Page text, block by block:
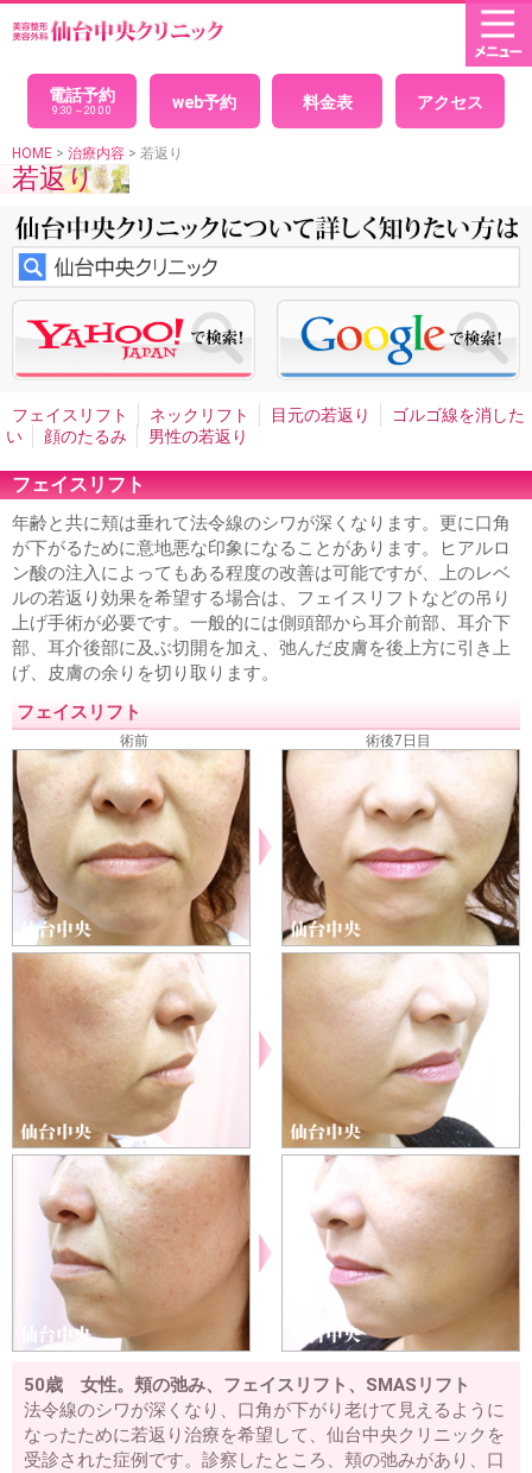
HOME
× 閉じる
パッチリ目デカ目二重
二重埋没法
腫れない二重 埋没法の経過
腫れないパッチ
リ目
印象を変えないで綺麗になりたい、クイック二重
自
然な二重
黒目整形
の戻らない二重
い
二重全切開法
二重左右差修正
平行二重 末広二重
セクシー二重ネコ目
整形
二重の幅を広げたい
まつ毛の生え際が見える二重
アイプチかぶれ
顔面の非対称・バランス
男性二重切開法
イケメン二重
目尻切開
切れ長の目 目の横幅を広げる 眼瞼下垂
切ら
ない眼瞼下垂
目つき矯正 眼瞼下垂による左右差
ハード
コンタクトによる眼瞼下垂
腫れない眼瞼下垂
重症眼瞼下
上まぶたのたるみとり
目の下のシワたるみ取りクマ消
膨らみ取り
切らないタルミ取り手術 離れ目
幼く見える
顔の整形
魅力的な目元整形 目と眉を近づける
くぼみ目
治療
プチ整形
目の下ヒアルロン酸注入
目の周りのシワ
涙袋形成、涙堂
形成
法令線ヒアルロン酸注入 口周りのシワ取り
口角ヒ
アルロン酸注入
上唇のシワ取りヒアルロン酸注入
エラ小
顔注射
小顔になりたい 鼻ヒアルロン酸注入
男性の隆鼻
ヒアルロン酸
顎ヒアルロン酸注入
ホホの窪みヒアルロン
酸注入
男性シワ取り 歯茎が見える
鼻、あご、唇
鼻の穴が大きい
鼻を小さくする
団子鼻を治したい
鼻が目立つ顔
あぐら鼻の整形 外人のような鼻
お勧め鼻整形
鼻中隔延長 人中短縮・鼻下短縮
整える整形
あごプロテーゼ、あご形成術 顎がない
顎の
ラインを出す
割れアゴ修正 アゴ梅干し あご削り
顎の
短縮・短くしたい
輪郭形成 顔が長い・面長
顎が出てい
る
下顎の突出 顎が大きい しゃくれ顔の修正
下顔面・
中顔面の短縮
エラ削り・エラ骨切り エラが大きい
エラ
を小さくしたい
顔が大きい 口元をハッキリさせたい
口
唇縮小
たらこ唇 ぽってり唇 アヒル口 ガミースマイル
若返り
フェイスリフト
ネックリフト 目元の若返り
ゴルゴ線を
消したい
顔のたるみ
脂肪吸引
顔、首の脂肪吸引
ホホ、アゴの脂肪吸引
顔のラインをシ
ャープに
顔痩せ・顔太り 二重顎を治したい
二の腕の脂
肪吸引
耳の美容整形
耳たぶが切れた
難易度の高い美容整形
カミングアウト整形
アイドル顔整形
フルカスタム整形
可愛くなりたい
綺麗になりたい
整形したのに変わらない
お任せ美容整形
整形シンデレラ 美人になりたい
薄毛治療
ハーグ療法 男性の薄毛治療 女性の薄毛治療
腋臭多汗症治療
再発しない腋臭多汗症
電話予約
9:30～20:00 web予約 料金表 アクセス
HOME > 治療内容 > 若返り
若返り
フェイスリフト ネックリフト 目元の若返り
ゴルゴ線を消した
い
顔のたるみ 男性の若返り
フェイスリフト
年齢と共に頬は垂れて法令線のシワが深くなります。更に口角
が下がるために意地悪な印象になることがあります。ヒアルロ
ン酸の注入によってもある程度の改善は可能ですが、上のレベ
ルの若返り効果を希望する場合は、フェイスリフトなどの吊り
上げ手術が必要です。一般的には側頭部から耳介前部、耳介下
部、耳介後部に及ぶ切開を加え、弛んだ皮膚を後上方に引き上
げ、皮膚の余りを切り取ります。
フェイスリフト
術前 術後7日目
50歳 女性。頬の弛み、フェイスリフト、SMASリフト
法令線のシワが深くなり、口角が下がり老けて見えるように
なったために若返り治療を希望して、仙台中央クリニックを
受診された症例です。診察したところ、頬の弛みがあり、口